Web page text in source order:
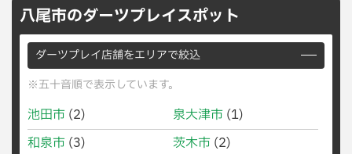
八尾市のダーツプレイスポット
ダーツプレイ店舗をエリアで絞込
※五十音順で表示しています。
池田市 (2) 泉大津市 (1)
和泉市 (3) 茨木市 (2)